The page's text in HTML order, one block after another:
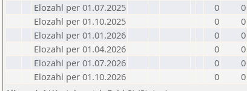
Elozahl per 01.07.2025
0
0
Elozahl per 01.10.2025
0
0
Elozahl per 01.01.2026
0
0
Elozahl per 01.04.2026
0
0
Elozahl per 01.07.2026
0
0
Elozahl per 01.10.2026
0
0